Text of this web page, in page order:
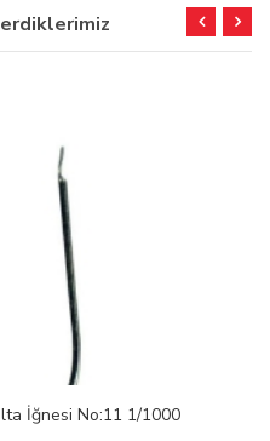
İğnesi No:11 1/1000